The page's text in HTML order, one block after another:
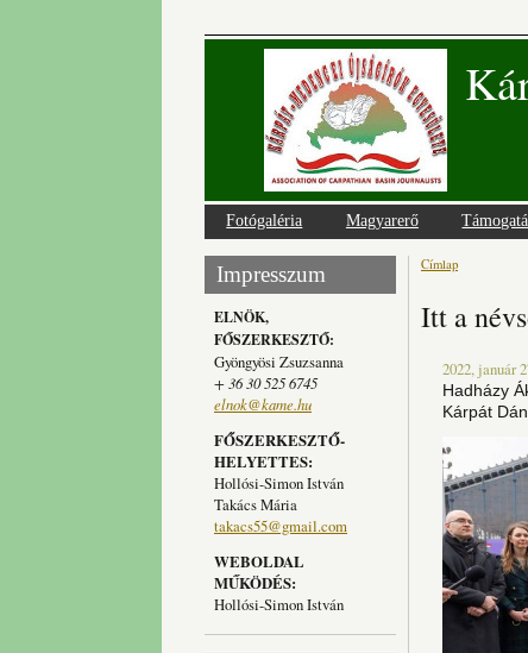
Fotógaléria Magyarerő
Impresszum
ELNÖK,
FŐSZERKESZTŐ:
Gyöngyösi Zsuzsanna
+ 36 30 525 6745
elnok@kame.hu
FŐSZERKESZTŐ-
HELYETTES:
Hollósi-Simon István
Takács Mária
takacs55@gmail.com
WEBOLDAL
MŰKÖDÉS:
Hollósi-Simon István
Jelenlegi
Címlap
Itt a
2022, január
Hadházy
Kárpát